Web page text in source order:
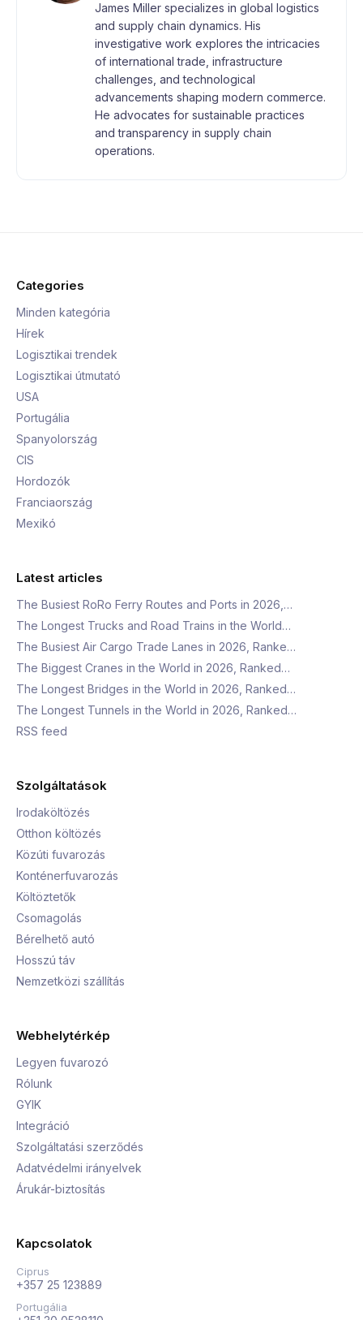
James Miller specializes in global logistics
and supply chain dynamics. His
investigative work explores the intricacies
of international trade, infrastructure
challenges, and technological
advancements shaping modern commerce.
He advocates for sustainable practices
and transparency in supply chain
operations.
Categories
Minden kategória
Hírek
Logisztikai trendek
Logisztikai útmutató
USA
Portugália
Spanyolország
CIS
Hordozók
Franciaország
Mexikó
Latest articles
The Busiest RoRo Ferry Routes and Ports in 2026,…
The Longest Trucks and Road Trains in the World…
The Busiest Air Cargo Trade Lanes in 2026, Ranke…
The Biggest Cranes in the World in 2026, Ranked…
The Longest Bridges in the World in 2026, Ranked…
The Longest Tunnels in the World in 2026, Ranked…
RSS feed
Szolgáltatások
Irodaköltözés
Otthon költözés
Közúti fuvarozás
Konténerfuvarozás
Költöztetők
Csomagolás
Bérelhető autó
Hosszú táv
Nemzetközi szállítás
Webhelytérkép
Legyen fuvarozó
Rólunk
GYIK
Integráció
Szolgáltatási szerződés
Adatvédelmi irányelvek
Árukár-biztosítás
Kapcsolatok
Ciprus
+357 25 123889
Portugália